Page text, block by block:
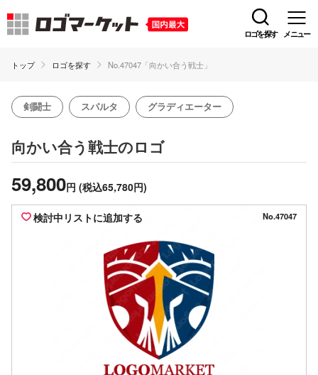
ロゴを探す メニュー
トップ ロゴを探す No.47047「向かい合う戦士」
剣闘士 スパルタ グラディエーター
向かい合う戦士のロゴ
59,800円 (税込65,780円)
検討中リストに追加する No.47047